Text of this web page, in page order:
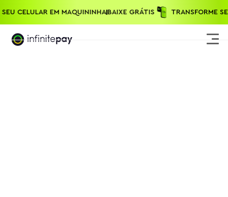
SEU CELULAR EM MAQUININHABAIXE GRÁTIS TRANSFORME